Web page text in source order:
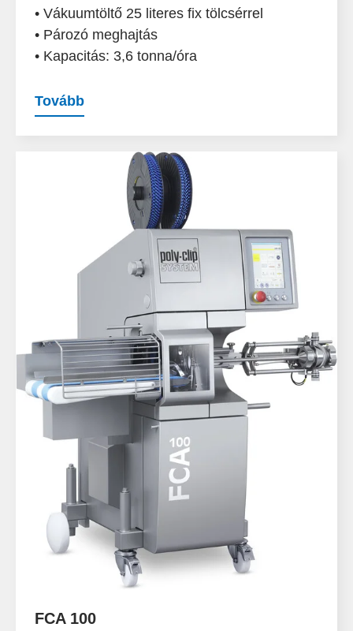
• Vákuumtöltő 25 literes fix tölcsérrel
• Pározó meghajtás
• Kapacitás: 3,6 tonna/óra
Tovább
FCA 100